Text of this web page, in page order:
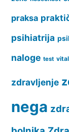
praksa
psihiatrija
naloge test
zdravljenje
nega